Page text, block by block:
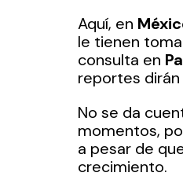
Aquí, en
le tienen
consulta en
reportes
No se da
momentos,
a pesar de
crecimiento.